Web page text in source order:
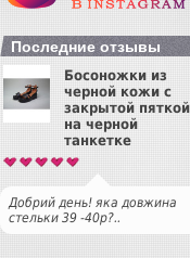
Последние отзывы
Босоножки из
черной кожи с
закрытой пяткой
на черной
танкетке
Добрий день! яка довжина
стельки 39 -40р?..